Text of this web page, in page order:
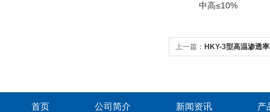
中高≤10%
上一篇： HKY-3型高温渗透
首页 公司简介 新闻资讯 产